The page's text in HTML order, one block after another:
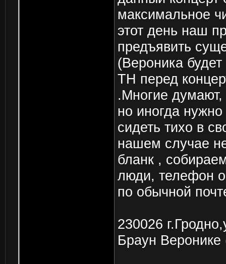
максимальное
этот день наш
предъявить
(Вероника
ТН перед
.Многие думают,
но иногда
сидеть тихо в
нашем случае
бланк ,
люди, телефон
по обычной
230026
Браун Веронике